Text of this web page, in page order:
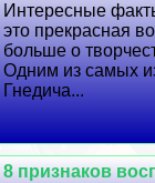
Интересные
это прекрасная
больше о
Одним из самых
Гнедича...
8 признаков